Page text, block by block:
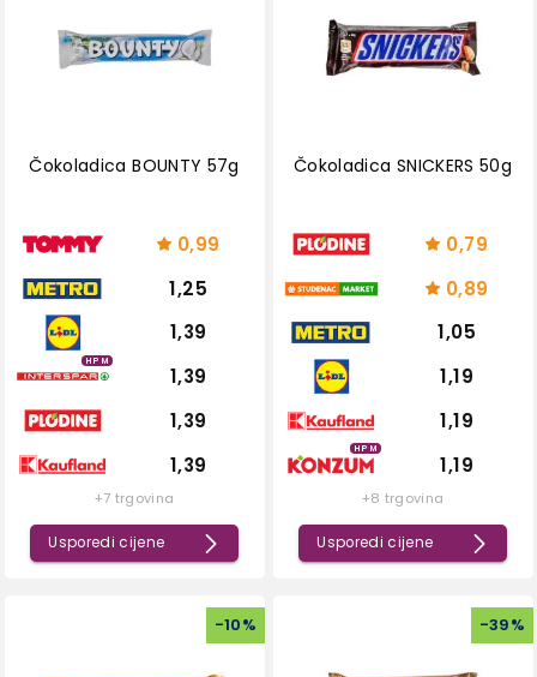
Čokoladica BOUNTY 57g
0,99
1,25
1,39
HPM
1,39
1,39
1,39
+7 trgovina
Usporedi cijene
Čokoladica SNICKERS 50g
0,79
0,89
1,05
1,19
1,19
HPM
1,19
+8 trgovina
Usporedi cijene
-10% -39%